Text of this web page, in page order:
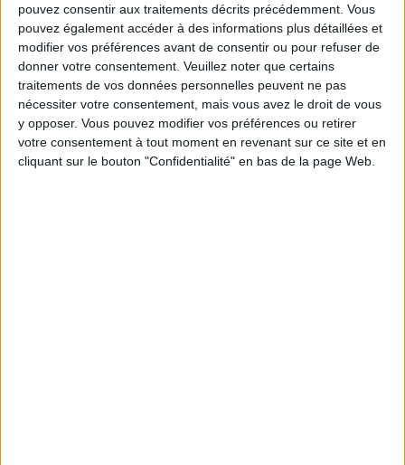
pouvez consentir aux traitements décrits précédemment. Vous
pouvez également accéder à des informations plus détaillées et
modifier vos préférences avant de consentir ou pour refuser de
donner votre consentement. Veuillez noter que certains
traitements de vos données personnelles peuvent ne pas
nécessiter votre consentement, mais vous avez le droit de vous
y opposer. Vous pouvez modifier vos préférences ou retirer
votre consentement à tout moment en revenant sur ce site et en
cliquant sur le bouton "Confidentialité" en bas de la page Web.
Consultation diététique avec Amanda du
10/08/2026